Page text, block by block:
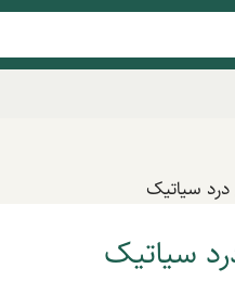
سیاتیک
سیاتیک